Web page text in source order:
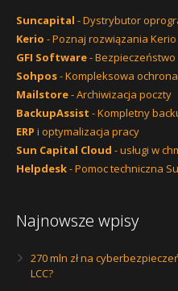
Suncapital - Dystrybutor
Kerio - Poznaj rozwiązania Kerio
GFI Software- Bezpieczeństwo
Sohpos- Kompleksowa
Mailstore- Archiwizacja poczty
BackupAssist - Kompletny
ERP i optymalizacja pracy
Sun Capital Cloud - usługi w
Helpdesk- Pomoc techniczna
Najnowsze wpisy
270 mln zł na
LCC?